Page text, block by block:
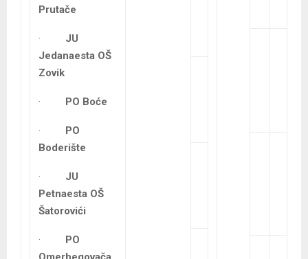
Prutače
· JU
Jedanaesta OŠ
Zovik
· PO Boće
·
PO
Boderište
· JU
Petnaesta OŠ
Šatorovići
·
PO